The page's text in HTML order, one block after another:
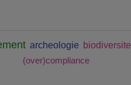
archeologie biodiversite
(over)compliance